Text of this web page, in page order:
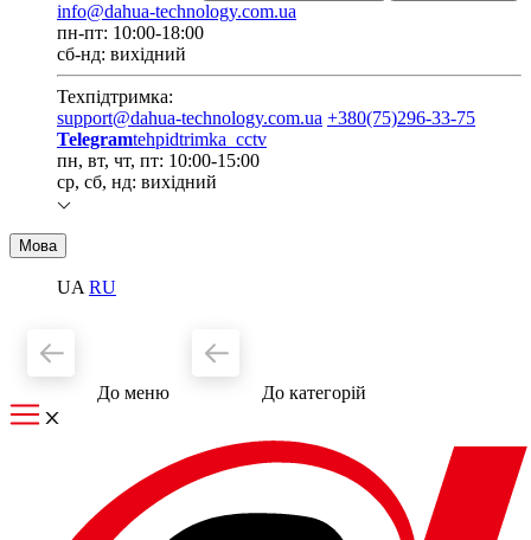
info@dahua-technology.com.ua
пн-пт: 10:00-18:00
сб-нд: вихідний
Техпідтримка:
support@dahua-technology.com.ua +380(75)296-33-75
Telegramtehpidtrimka_cctv
пн, вт, чт, пт: 10:00-15:00
ср, сб, нд: вихідний
Мова
UA RU
До меню До категорiй